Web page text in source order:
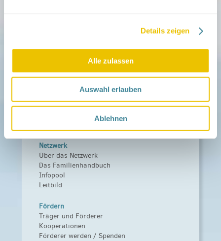
Details zeigen
Alle zulassen
Auswahl erlauben
Ablehnen
Familien ehrenamtlich begleiten
Netzwerk-Kompass
Zu deiner Region
Aktuelles
Netzwerk-Nachrichten
Netzwerk
Über das Netzwerk
Das Familienhandbuch
Infopool
Leitbild
Fördern
Träger und Förderer
Kooperationen
Förderer werden / Spenden